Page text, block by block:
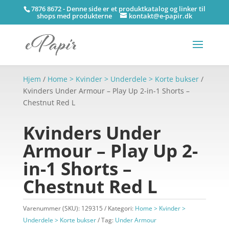
7876 8672 - Denne side er et produktkatalog og linker til
shops med produkterne kontakt@e-papir.dk
Hjem / Home > Kvinder > Underdele > Korte bukser/
Kvinders Under Armour – Play Up 2-in-1 Shorts –
Chestnut Red L
Kvinders Under
Armour – Play Up 2-
in-1 Shorts –
Chestnut Red L
Varenummer (SKU): 129315 Kategori: Home > Kvinder >
Underdele > Korte bukser
Tag: Under Armour